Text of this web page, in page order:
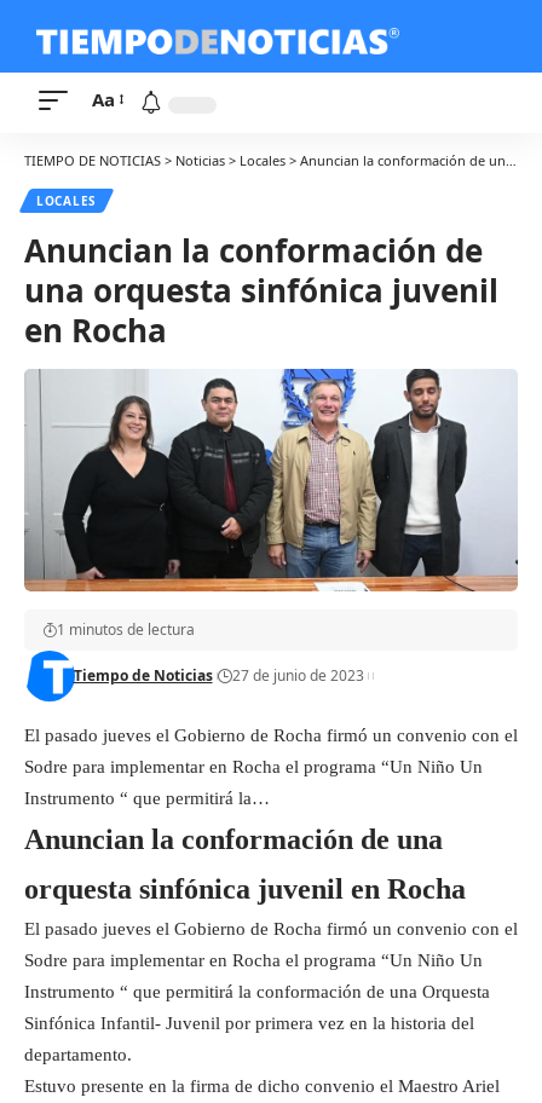
Aa
TIEMPO DE NOTICIAS > Noticias > Locales > Anuncian la conformación de una orquesta sinfónica juvenil en Rocha
LOCALES
Anuncian la conformación de
una orquesta sinfónica juvenil
en Rocha
Tiempo de Noticias 27 de junio de 2023
1 minutos de lectura
El pasado jueves el Gobierno de Rocha firmó un convenio con el
Sodre para implementar en Rocha el programa “Un Niño Un
Instrumento “ que permitirá la…
Anuncian la conformación de una
orquesta sinfónica juvenil en Rocha
El pasado jueves el Gobierno de Rocha firmó un convenio con el
Sodre para implementar en Rocha el programa “Un Niño Un
Instrumento “ que permitirá la conformación de una Orquesta
Sinfónica Infantil- Juvenil por primera vez en la historia del
departamento.
Estuvo presente en la firma de dicho convenio el Maestro Ariel